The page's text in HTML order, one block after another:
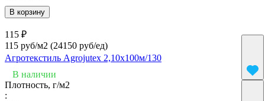
В корзину
115 ₽
115 руб/м2 (24150 руб/eд)
Агротекстиль Agrojutex 2,10х100м/130
В наличии
Плотность, г/м2
: